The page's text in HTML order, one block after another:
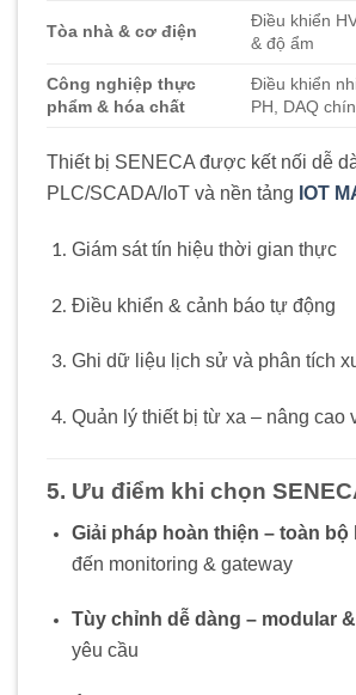
Tòa nhà & cơ điện
Điều khiển
& độ ẩm
Công nghiệp thực
phẩm & hóa chất
Điều khiển
PH, DAQ
Thiết bị SENECA được kết nối dễ
PLC/SCADA/IoT và nền tảng IOT
Giám sát tín hiệu thời gian thực
Điều khiển & cảnh báo tự động
Ghi dữ liệu lịch sử và phân tích
Quản lý thiết bị từ xa – nâng cao
5. Ưu điểm khi chọn
Giải pháp hoàn thiện – toàn bộ
đến monitoring & gateway
Tùy chỉnh dễ dàng – modular
yêu cầu